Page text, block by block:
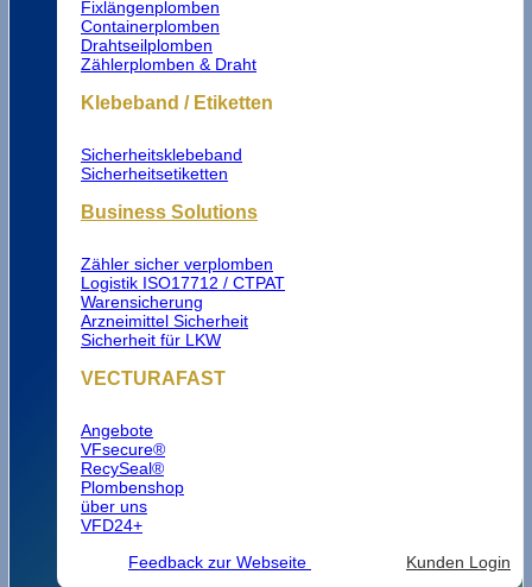
Fixlängenplomben
Containerplomben
Drahtseilplomben
Zählerplomben & Draht
Klebeband / Etiketten
Sicherheitsklebeband
Sicherheitsetiketten
Business Solutions
Zähler sicher verplomben
Logistik ISO17712 / CTPAT
Warensicherung
Arzneimittel Sicherheit
Sicherheit für LKW
VECTURAFAST
Angebote
VFsecure®
RecySeal®
Plombenshop
über uns
VFD24+
Feedback zur Webseite
Kunden Login